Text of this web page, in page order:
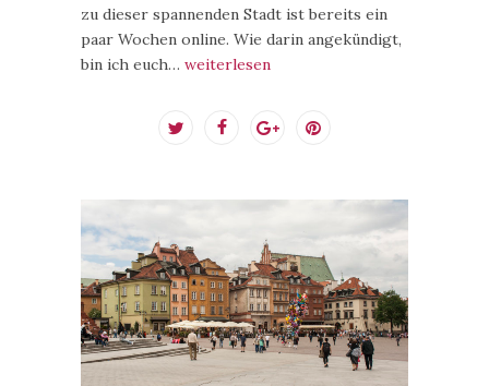
zu dieser spannenden Stadt ist bereits ein
paar Wochen online. Wie darin angekündigt,
bin ich euch… weiterlesen